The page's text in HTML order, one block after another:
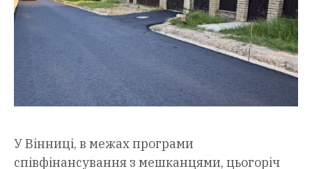
У Вінниці, в межах програми
співфінансування з мешканцями, цьогоріч